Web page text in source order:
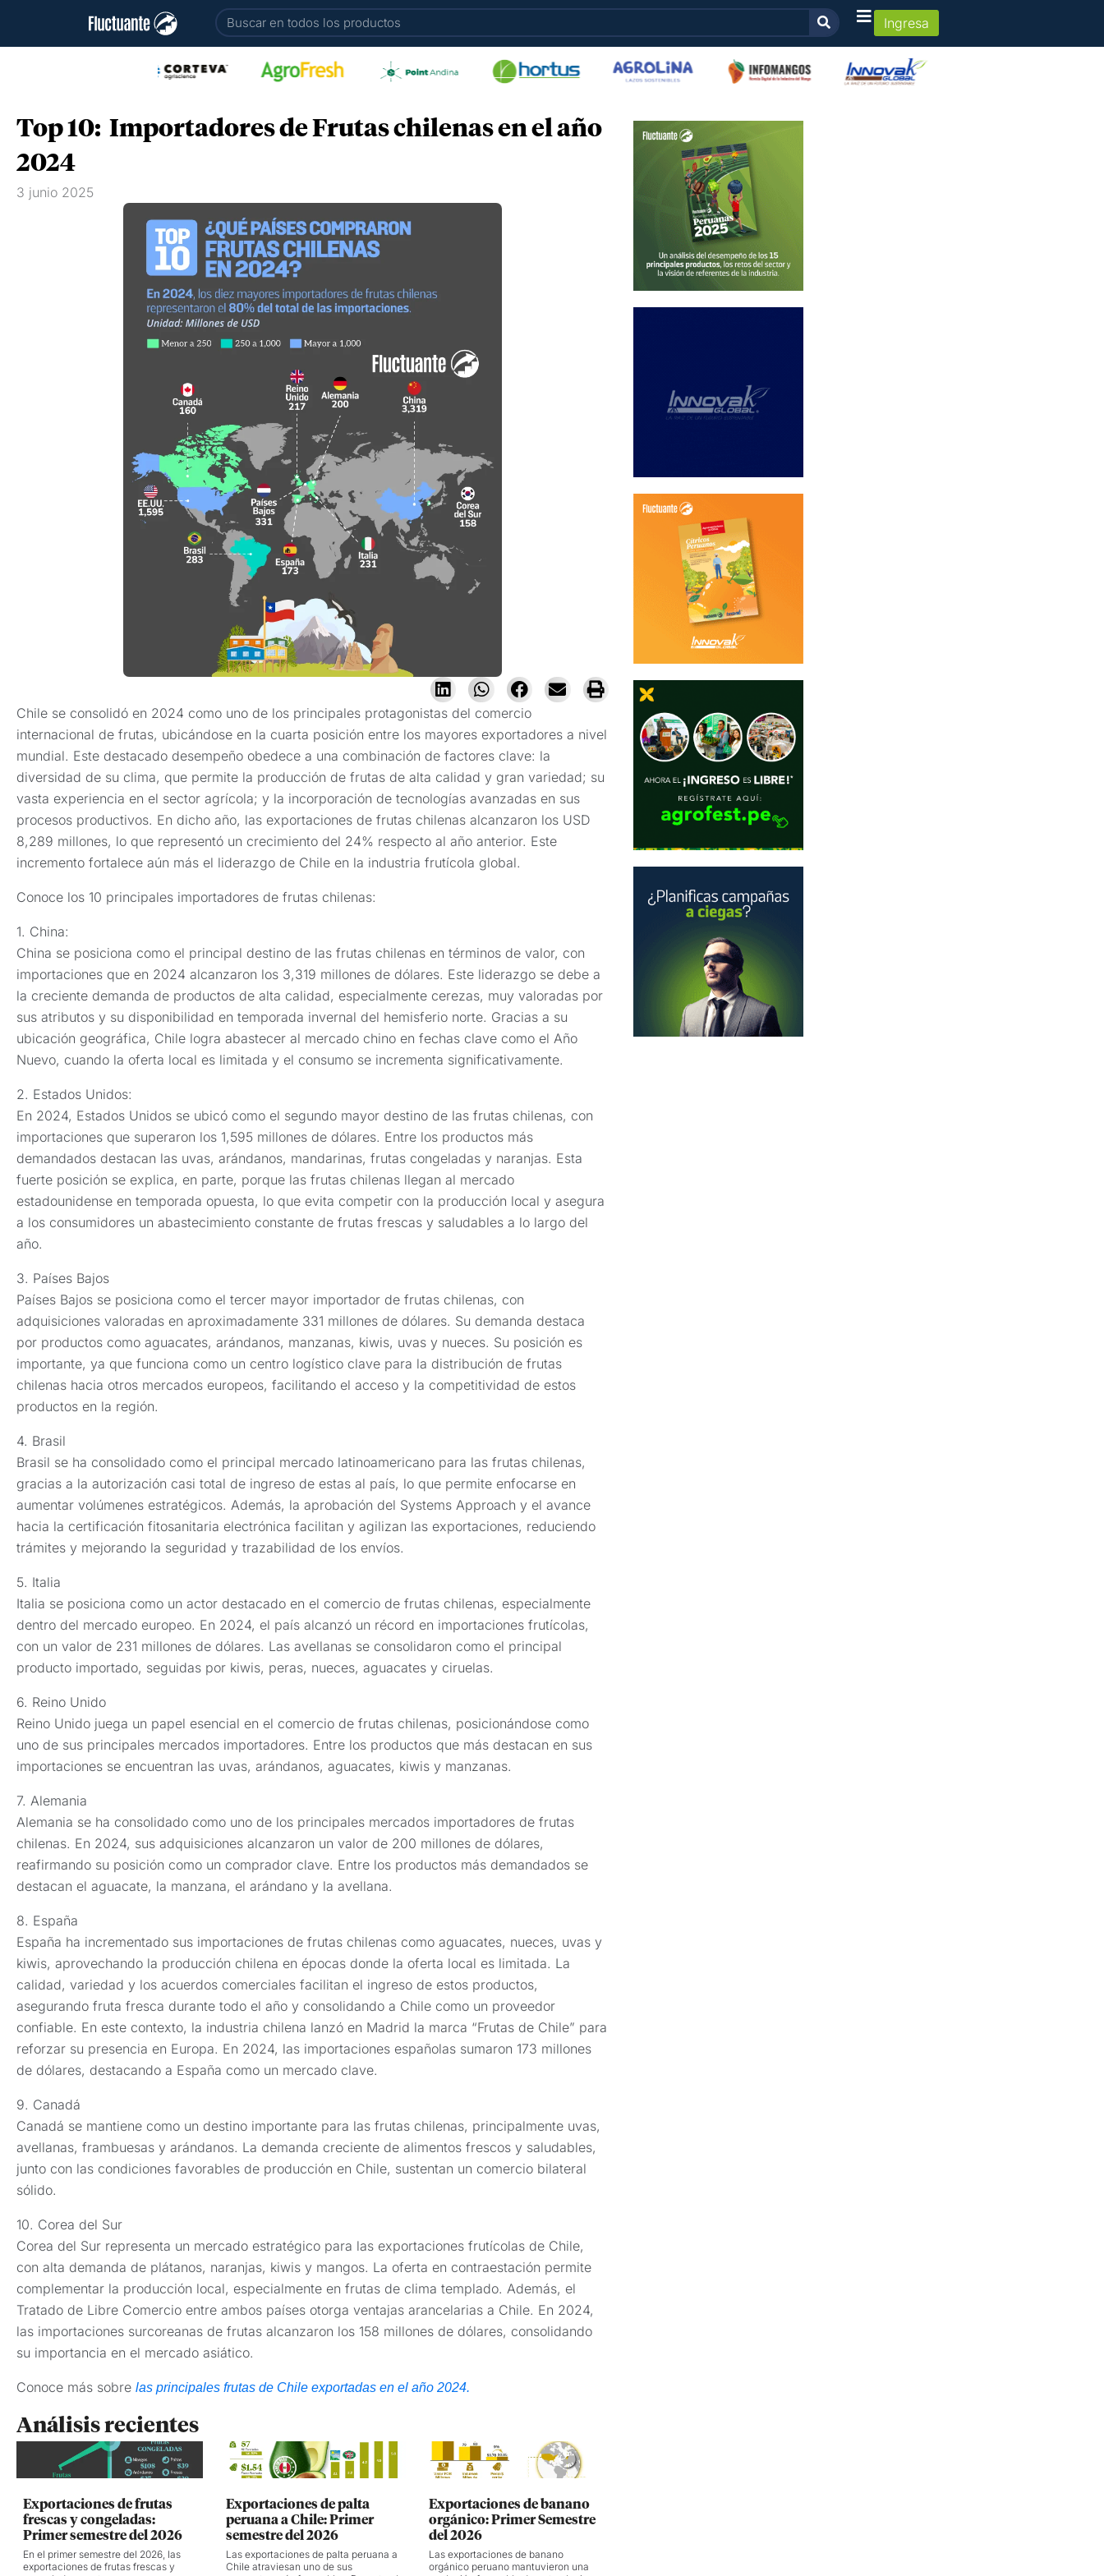
Buscar Ingresa
Top 10: Importadores de Frutas chilenas en el año
2024
3 junio 2025
Chile se consolidó en 2024 como uno de los principales protagonistas del comercio
internacional de frutas, ubicándose en la cuarta posición entre los mayores exportadores a nivel
mundial. Este destacado desempeño obedece a una combinación de factores clave: la
diversidad de su clima, que permite la producción de frutas de alta calidad y gran variedad; su
vasta experiencia en el sector agrícola; y la incorporación de tecnologías avanzadas en sus
procesos productivos. En dicho año, las exportaciones de frutas chilenas alcanzaron los USD
8,289 millones, lo que representó un crecimiento del 24% respecto al año anterior. Este
incremento fortalece aún más el liderazgo de Chile en la industria frutícola global.
Conoce los 10 principales importadores de frutas chilenas:
1. China:
China se posiciona como el principal destino de las frutas chilenas en términos de valor, con
importaciones que en 2024 alcanzaron los 3,319 millones de dólares. Este liderazgo se debe a
la creciente demanda de productos de alta calidad, especialmente cerezas, muy valoradas por
sus atributos y su disponibilidad en temporada invernal del hemisferio norte. Gracias a su
ubicación geográfica, Chile logra abastecer al mercado chino en fechas clave como el Año
Nuevo, cuando la oferta local es limitada y el consumo se incrementa significativamente.
2. Estados Unidos:
En 2024, Estados Unidos se ubicó como el segundo mayor destino de las frutas chilenas, con
importaciones que superaron los 1,595 millones de dólares. Entre los productos más
demandados destacan las uvas, arándanos, mandarinas, frutas congeladas y naranjas. Esta
fuerte posición se explica, en parte, porque las frutas chilenas llegan al mercado
estadounidense en temporada opuesta, lo que evita competir con la producción local y asegura
a los consumidores un abastecimiento constante de frutas frescas y saludables a lo largo del
año.
3. Países Bajos
Países Bajos se posiciona como el tercer mayor importador de frutas chilenas, con
adquisiciones valoradas en aproximadamente 331 millones de dólares. Su demanda destaca
por productos como aguacates, arándanos, manzanas, kiwis, uvas y nueces. Su posición es
importante, ya que funciona como un centro logístico clave para la distribución de frutas
chilenas hacia otros mercados europeos, facilitando el acceso y la competitividad de estos
productos en la región.
4. Brasil
Brasil se ha consolidado como el principal mercado latinoamericano para las frutas chilenas,
gracias a la autorización casi total de ingreso de estas al país, lo que permite enfocarse en
aumentar volúmenes estratégicos. Además, la aprobación del Systems Approach y el avance
hacia la certificación fitosanitaria electrónica facilitan y agilizan las exportaciones, reduciendo
trámites y mejorando la seguridad y trazabilidad de los envíos.
5. Italia
Italia se posiciona como un actor destacado en el comercio de frutas chilenas, especialmente
dentro del mercado europeo. En 2024, el país alcanzó un récord en importaciones frutícolas,
con un valor de 231 millones de dólares. Las avellanas se consolidaron como el principal
producto importado, seguidas por kiwis, peras, nueces, aguacates y ciruelas.
6. Reino Unido
Reino Unido juega un papel esencial en el comercio de frutas chilenas, posicionándose como
uno de sus principales mercados importadores. Entre los productos que más destacan en sus
importaciones se encuentran las uvas, arándanos, aguacates, kiwis y manzanas.
7. Alemania
Alemania se ha consolidado como uno de los principales mercados importadores de frutas
chilenas. En 2024, sus adquisiciones alcanzaron un valor de 200 millones de dólares,
reafirmando su posición como un comprador clave. Entre los productos más demandados se
destacan el aguacate, la manzana, el arándano y la avellana.
8. España
España ha incrementado sus importaciones de frutas chilenas como aguacates, nueces, uvas y
kiwis, aprovechando la producción chilena en épocas donde la oferta local es limitada. La
calidad, variedad y los acuerdos comerciales facilitan el ingreso de estos productos,
asegurando fruta fresca durante todo el año y consolidando a Chile como un proveedor
confiable. En este contexto, la industria chilena lanzó en Madrid la marca “Frutas de Chile” para
reforzar su presencia en Europa. En 2024, las importaciones españolas sumaron 173 millones
de dólares, destacando a España como un mercado clave.
9. Canadá
Canadá se mantiene como un destino importante para las frutas chilenas, principalmente uvas,
avellanas, frambuesas y arándanos. La demanda creciente de alimentos frescos y saludables,
junto con las condiciones favorables de producción en Chile, sustentan un comercio bilateral
sólido.
10. Corea del Sur
Corea del Sur representa un mercado estratégico para las exportaciones frutícolas de Chile,
con alta demanda de plátanos, naranjas, kiwis y mangos. La oferta en contraestación permite
complementar la producción local, especialmente en frutas de clima templado. Además, el
Tratado de Libre Comercio entre ambos países otorga ventajas arancelarias a Chile. En 2024,
las importaciones surcoreanas de frutas alcanzaron los 158 millones de dólares, consolidando
su importancia en el mercado asiático.
Conoce más sobre las principales frutas de Chile exportadas en el año 2024.
Análisis recientes
Exportaciones de frutas
frescas y congeladas:
Primer semestre del 2026
En el primer semestre del 2026, las
exportaciones de frutas frescas y
Exportaciones de palta
peruana a Chile: Primer
semestre del 2026
Las exportaciones de palta peruana a
Chile atraviesan uno de sus
Exportaciones de banano
orgánico: Primer Semestre
del 2026
Las exportaciones de banano
orgánico peruano mantuvieron una